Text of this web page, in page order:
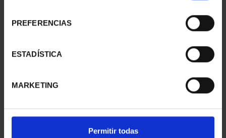
PREFERENCIAS
ESTADÍSTICA
MARKETING
Permitir todas
registrados
registrados